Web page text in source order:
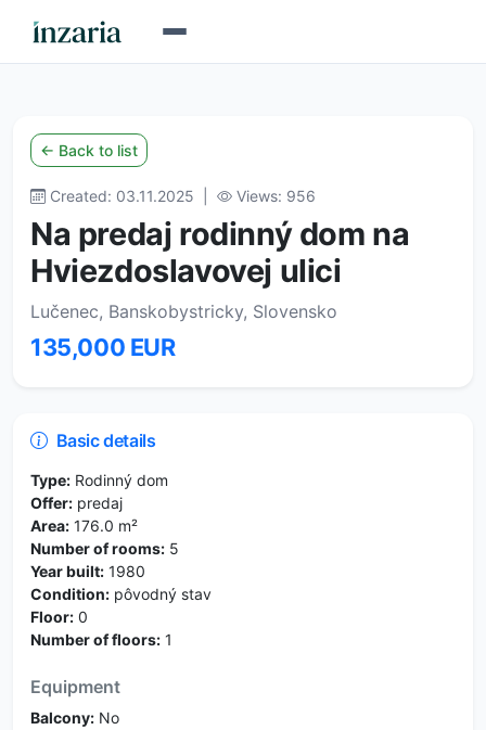
← Back to list
Created: 03.11.2025 | Views: 956
Na predaj rodinný dom na
Hviezdoslavovej ulici
Lučenec, Banskobystricky, Slovensko
135,000 EUR
Basic details
Type: Rodinný dom
Offer: predaj
Area: 176.0 m²
Number of rooms: 5
Year built: 1980
Condition: pôvodný stav
Floor: 0
Number of floors: 1
Equipment
Balcony: No